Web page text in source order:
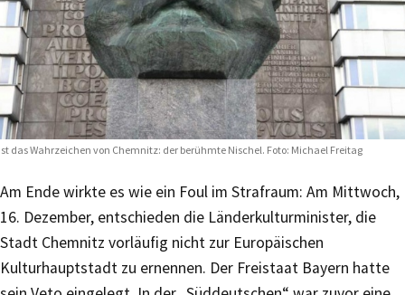
das Wahrzeichen von Chemnitz: der berühmte Nischel. Foto: Michael Freitag
Am Ende wirkte es wie ein Foul im Strafraum: Am Mittwoch,
16. Dezember, entschieden die Länderkulturminister, die
Stadt Chemnitz vorläufig nicht zur Europäischen
Kulturhauptstadt zu ernennen. Der Freistaat Bayern hatte